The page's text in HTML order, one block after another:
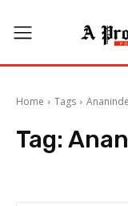
Home Tags
Tag: